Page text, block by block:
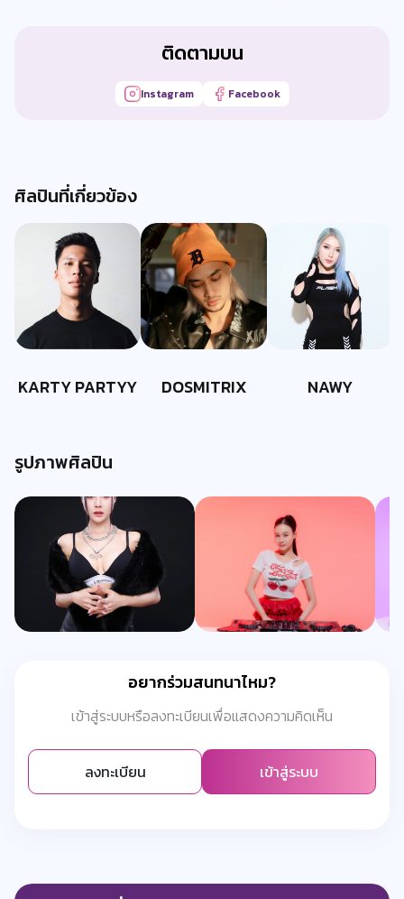
ติดตามบน
Instagram Facebook
ศิลปินที่เกี่ยวข้อง
KARTY PARTYY DOSMITRIX NAWY
รูปภาพศิลปิน
อยากร่วมสนทนาไหม?
เข้าสู่ระบบหรือลงทะเบียนเพื่อแสดงความคิดเห็น
ลงทะเบียน เข้าสู่ระบบ